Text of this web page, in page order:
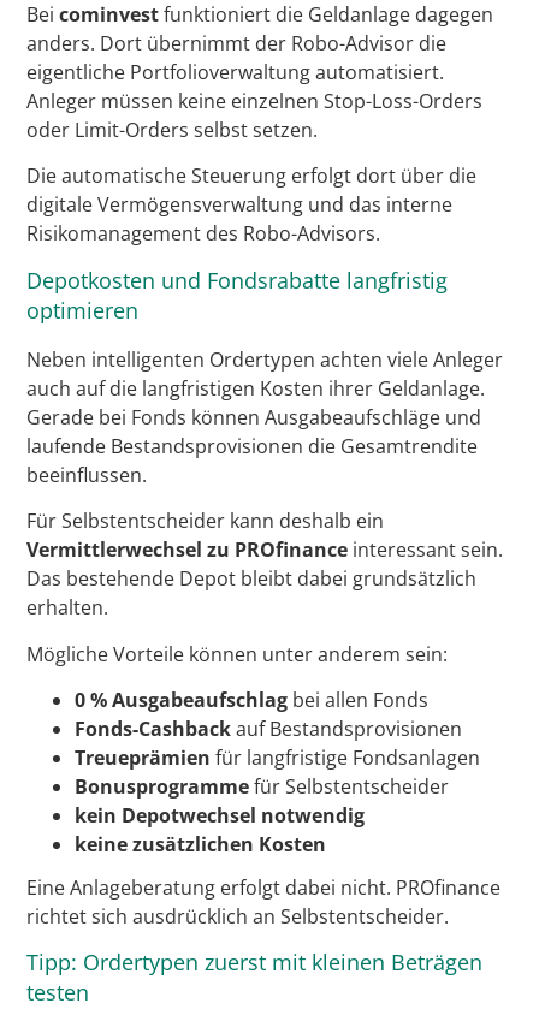
Beicominvestfunktioniert die Geldanlage dagegen
anders. Dort übernimmt der Robo-Advisor die
eigentliche Portfolioverwaltung automatisiert.
Anleger müssen keine einzelnen Stop-Loss-Orders
oder Limit-Orders selbst setzen.
Die automatische Steuerung erfolgt dort über die
digitale Vermögensverwaltung und das interne
Risikomanagement des Robo-Advisors.
Depotkosten und Fondsrabatte langfristig
optimieren
Neben intelligenten Ordertypen achten viele Anleger
auch auf die langfristigen Kosten ihrer Geldanlage.
Gerade bei Fonds können Ausgabeaufschläge und
laufende Bestandsprovisionen die Gesamtrendite
beeinflussen.
Für Selbstentscheider kann deshalb ein
Vermittlerwechsel zu PROfinance interessant sein.
Das bestehende Depot bleibt dabei grundsätzlich
erhalten.
Mögliche Vorteile können unter anderem sein:
0 % Ausgabeaufschlag bei allen Fonds
Fonds-Cashbackauf Bestandsprovisionen
Treueprämien für langfristige Fondsanlagen
Bonusprogrammefür Selbstentscheider
kein Depotwechsel notwendig
keine zusätzlichen Kosten
Eine Anlageberatung erfolgt dabei nicht. PROfinance
richtet sich ausdrücklich an Selbstentscheider.
Tipp: Ordertypen zuerst mit kleinen Beträgen
testen